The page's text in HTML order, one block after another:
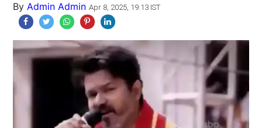
By Admin Admin Apr 8, 2025, 19:13 IST